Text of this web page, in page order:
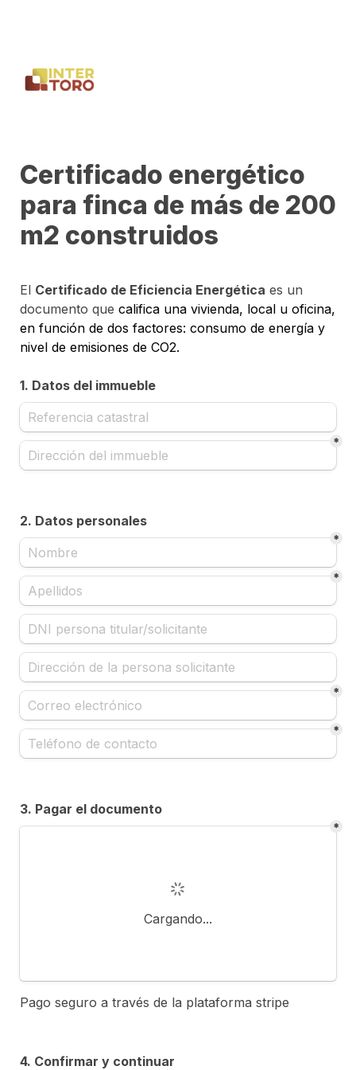
Certificado energético
para finca de más de 200
m2 construidos
El Certificado de Eficiencia Energética es un
documento que califica una vivienda, local u oficina,
en función de dos factores: consumo de energía y
nivel de emisiones de CO2.
1. Datos del immueble
*
2. Datos personales
*
*
*
*
3. Pagar el documento
Cargando...
*
Pago seguro a través de la plataforma stripe
4. Confirmar y continuar